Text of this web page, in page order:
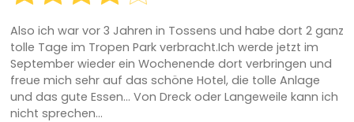
Also ich war vor 3 Jahren in Tossens und habe dort 2 ganz
tolle Tage im Tropen Park verbracht.Ich werde jetzt im
September wieder ein Wochenende dort verbringen und
freue mich sehr auf das schöne Hotel, die tolle Anlage
und das gute Essen... Von Dreck oder Langeweile kann ich
nicht sprechen...